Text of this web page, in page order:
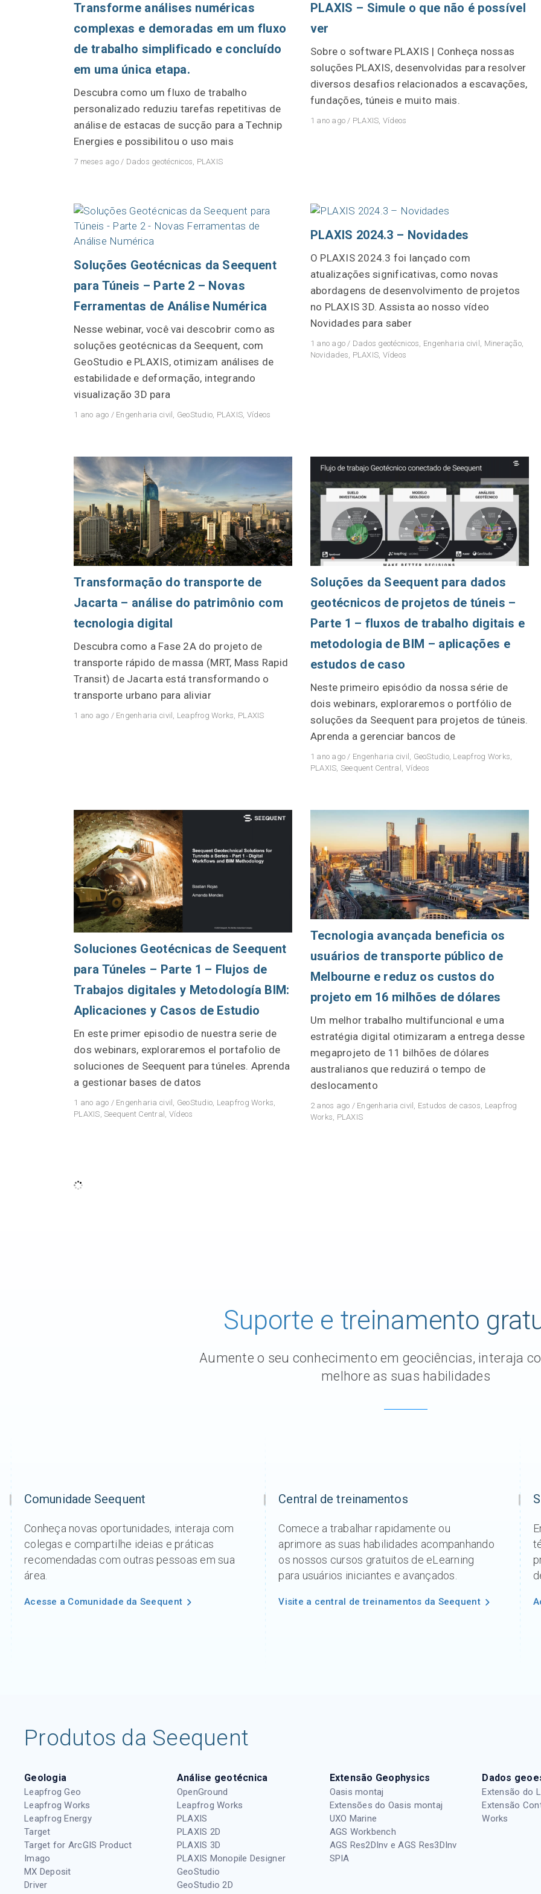
Entre em contato conosco Soluções da Seequent para
Comunidade
Community Forum
Online learning
Transforme análises numéricas
complexas e demoradas em um fluxo
de trabalho simplificado e concluído
em uma única etapa.
Descubra como um fluxo de trabalho
personalizado reduziu tarefas repetitivas de
análise de estacas de sucção para a Technip
Energies e possibilitou o uso mais
7 meses ago/ Dados geotécnicos PLAXIS
PLAXIS – Simule o que não é possível
ver
Sobre o software PLAXIS | Conheça nossas
soluções PLAXIS, desenvolvidas para resolver
diversos desafios relacionados a escavações,
fundações, túneis e muito mais.
1 ano ago / PLAXIS Vídeos
Soluções Geotécnicas da Seequent
para Túneis – Parte 2 – Novas
Ferramentas de Análise Numérica
Nesse webinar, você vai descobrir como as
soluções geotécnicas da Seequent, com
GeoStudio e PLAXIS, otimizam análises de
estabilidade e deformação, integrando
visualização 3D para
1 ano ago / Engenharia civil GeoStudio PLAXIS Vídeos
PLAXIS 2024.3 – Novidades
O PLAXIS 2024.3 foi lançado com
atualizações significativas, como novas
abordagens de desenvolvimento de projetos
no PLAXIS 3D. Assista ao nosso vídeo
Novidades para saber
1 ano ago / Dados geotécnicos Engenharia civil Mineração,
Novidades PLAXIS Vídeos
Transformação do transporte de
Jacarta – análise do patrimônio com
tecnologia digital
Descubra como a Fase 2A do projeto de
transporte rápido de massa (MRT, Mass Rapid
Transit) de Jacarta está transformando o
transporte urbano para aliviar
1 ano ago / Engenharia civil Leapfrog Works PLAXIS
Soluções da Seequent para dados
geotécnicos de projetos de túneis –
Parte 1 – fluxos de trabalho digitais e
metodologia de BIM – aplicações e
estudos de caso
Neste primeiro episódio da nossa série de
dois webinars, exploraremos o portfólio de
soluções da Seequent para projetos de túneis.
Aprenda a gerenciar bancos de
1 ano ago / Engenharia civil GeoStudio, Leapfrog Works
PLAXIS Seequent Central Vídeos
Soluciones Geotécnicas de Seequent
para Túneles – Parte 1 – Flujos de
Trabajos digitales y Metodología BIM:
Aplicaciones y Casos de Estudio
En este primer episodio de nuestra serie de
dos webinars, exploraremos el portafolio de
soluciones de Seequent para túneles. Aprenda
a gestionar bases de datos
1 ano ago / Engenharia civil GeoStudio Leapfrog Works
PLAXIS ,Seequent Central Vídeos
Tecnologia avançada beneficia os
usuários de transporte público de
Melbourne e reduz os custos do
projeto em 16 milhões de dólares
Um melhor trabalho multifuncional e uma
estratégia digital otimizaram a entrega desse
megaprojeto de 11 bilhões de dólares
australianos que reduzirá o tempo de
deslocamento
2 anos ago / Engenharia civil Estudos de casos Leapfrog
Works PLAXIS
Suporte e treinamento
Aumente o seu conhecimento em geociências, interaja
melhore as suas habilidades
Comunidade Seequent
Conheça novas oportunidades, interaja com
colegas e compartilhe ideias e práticas
recomendadas com outras pessoas em sua
área.
Acesse a Comunidade da Seequent
Central de treinamentos
Comece a trabalhar rapidamente ou
aprimore as suas habilidades acompanhando
os nossos cursos gratuitos de eLearning
para usuários iniciantes e avançados.
Visite a central de treinamentos da Seequent
Produtos da Seequent
Geologia
Leapfrog Geo
Leapfrog Works
Leapfrog Energy
Target
Target for ArcGIS Product
Imago
MX Deposit
Driver
Análise geotécnica
OpenGround
Leapfrog Works
PLAXIS
PLAXIS 2D
PLAXIS 3D
PLAXIS Monopile Designer
GeoStudio
GeoStudio 2D
Extensão Geophysics
Oasis montaj
Extensões do Oasis montaj
UXO Marine
AGS Workbench
AGS Res2DInv e AGS Res3DInv
SPIA
Dados
Extensão do
Extensão
Works